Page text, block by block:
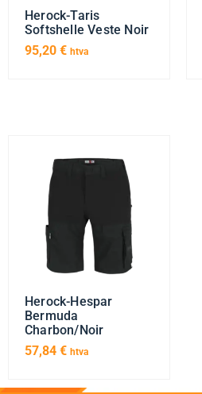
Herock-Taris
Softshelle Veste Noir
95,20 € htva
Herock-Hespar
Bermuda
Charbon/Noir
57,84 € htva